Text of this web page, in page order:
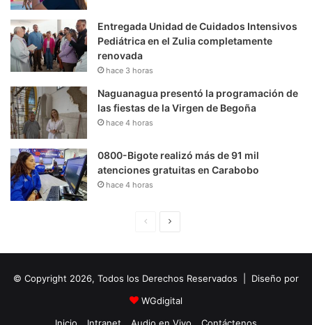
Entregada Unidad de Cuidados Intensivos
Pediátrica en el Zulia completamente
renovada
hace 3 horas
Naguanagua presentó la programación de
las fiestas de la Virgen de Begoña
hace 4 horas
0800-Bigote realizó más de 91 mil
atenciones gratuitas en Carabobo
hace 4 horas
i
n
a
u
i
e
© Copyright 2026, Todos los Derechos Reservados | Diseño por
WGdigital